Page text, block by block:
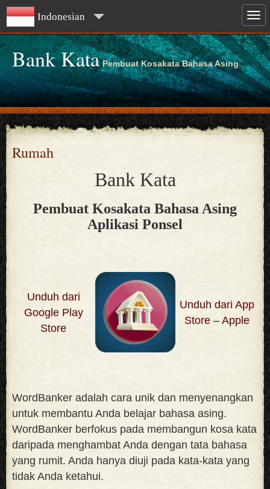
Indonesian
Bank Kata Pembuat Kosakata Bahasa Asing
Rumah
Bank Kata
Pembuat Kosakata Bahasa Asing
Aplikasi Ponsel
Unduh dari
Google Play
Store
Unduh dari App
Store – Apple
WordBanker adalah cara unik dan menyenangkan
untuk membantu Anda belajar bahasa asing.
WordBanker berfokus pada membangun kosa kata
daripada menghambat Anda dengan tata bahasa
yang rumit. Anda hanya diuji pada kata-kata yang
tidak Anda ketahui.